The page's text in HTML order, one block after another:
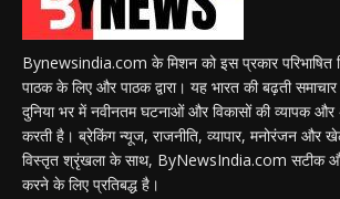
Bynewsindia.com के मिशन को इस प्रकार परिभाषित
पाठक के लिए और पाठक द्वारा। यह भारत की बढ़ती
दुनिया भर में नवीनतम घटनाओं और विकासों की व्यापक
करती है। ब्रेकिंग न्यूज, राजनीति, व्यापार, मनोरंजन और
विस्तृत श्रृंखला के साथ, ByNewsIndia.com सटीक और
करने के लिए प्रतिबद्ध है।